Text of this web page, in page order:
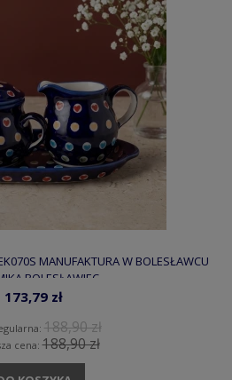
MANUFAKTURA W BOLESŁAWCU
BOLESŁAWIEC
173,79 zł
188,90 zł
cena:188,90 zł